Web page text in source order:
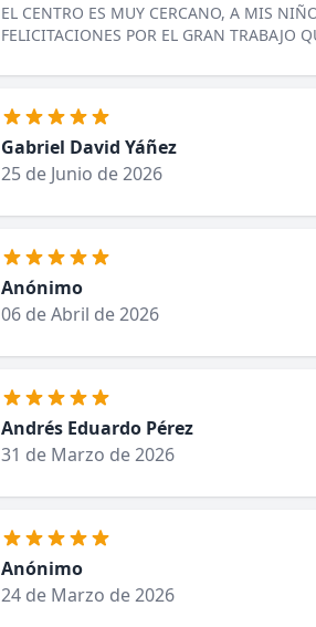
EL CENTRO ES MUY CERCANO, A MIS
FELICITACIONES POR EL GRAN TRABAJO
Gabriel David Yáñez
25 de Junio de 2026
Anónimo
06 de Abril de 2026
Andrés Eduardo Pérez
31 de Marzo de 2026
Anónimo
24 de Marzo de 2026